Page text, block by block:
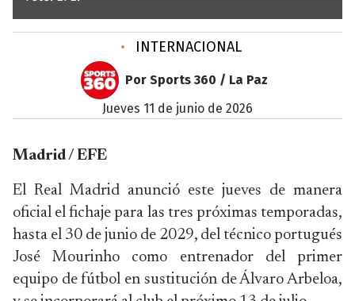
• INTERNACIONAL
Por Sports 360 / La Paz
jueves 11 de junio de 2026
Madrid / EFE
El Real Madrid anunció este jueves de manera
oficial el fichaje para las tres próximas temporadas,
hasta el 30 de junio de 2029, del técnico portugués
José Mourinho como entrenador del primer
equipo de fútbol en sustitución de Álvaro Arbeloa,